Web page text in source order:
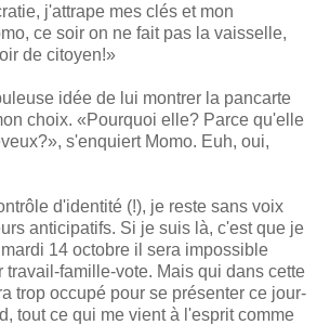
j'attrape mes clés et mon
ce soir on ne fait pas la vaisselle,
de citoyen!»
idée de lui montrer la pancarte
choix. «Pourquoi elle? Parce qu'elle
s'enquiert Momo. Euh, oui,
d'identité (!), je reste sans voix
anticipatifs. Si je suis là, c'est que je
14 octobre il sera impossible
travail-famille-vote. Mais qui dans cette
trop occupé pour se présenter ce jour-
tout ce qui me vient à l'esprit comme